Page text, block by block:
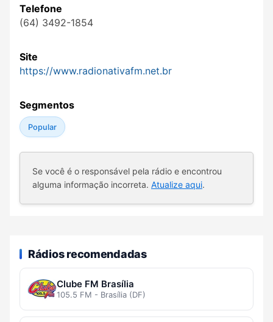
Telefone
(64) 3492-1854
Site
https://www.radionativafm.net.br
Segmentos
Popular
Se você é o responsável pela rádio e encontrou
alguma informação incorreta. Atualize aqui.
Rádios recomendadas
Clube FM Brasília
105.5 FM - Brasília (DF)